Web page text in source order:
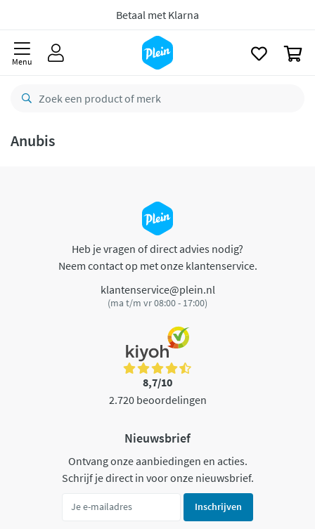
Betaal met Klarna
Menu
Anubis
Heb je vragen of direct advies nodig?
Neem contact op met onze klantenservice.
klantenservice@plein.nl
(ma t/m vr 08:00 - 17:00)
8,7/10
2.720 beoordelingen
Nieuwsbrief
Ontvang onze aanbiedingen en acties.
Schrijf je direct in voor onze nieuwsbrief.
Inschrijven